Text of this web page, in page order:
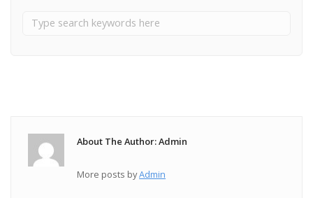
About The Author: Admin
More posts byAdmin